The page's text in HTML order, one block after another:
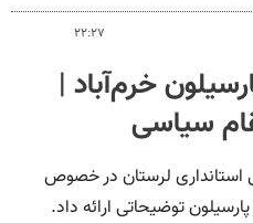
۲۲:۲۷
خرم‌آباد |
سیاسی
استانداری لرستان در خصوص
توضیحاتی ارائه داد.